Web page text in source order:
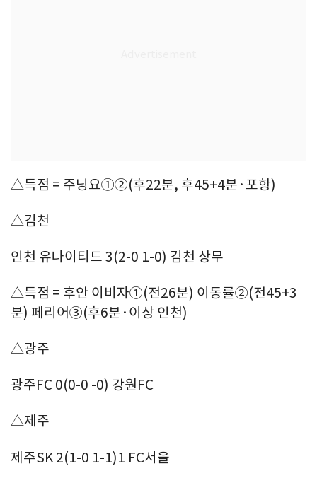
△득점 = 주닝요①②(후22분, 후45+4분·포항)
△김천
인천 유나이티드 3(2-0 1-0) 김천 상무
△득점 = 후안 이비자①(전26분) 이동률②(전45+3
분) 페리어③(후6분·이상 인천)
△광주
광주FC 0(0-0 -0) 강원FC
△제주
제주SK 2(1-0 1-1)1 FC서울